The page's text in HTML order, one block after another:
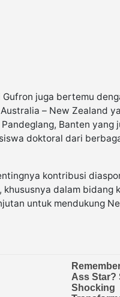
juga bertemu
– New Zealand
Banten yang
doktoral dari
kontribusi
dalam bidang
untuk mendukung